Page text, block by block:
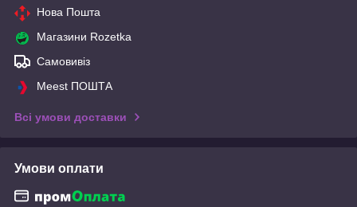
Нова Пошта
Магазини Rozetka
Самовивіз
Meest ПОШТА
Всі умови доставки
Умови оплати